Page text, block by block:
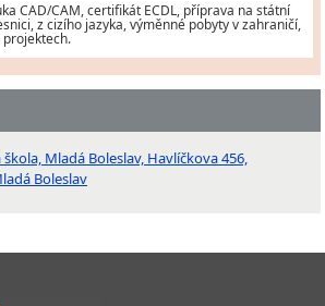
CAD/CAM, certifikát ECDL, příprava na státní
z cizího jazyka, výměnné pobyty v zahraničí,
Mladá Boleslav, Havlíčkova 456,
Boleslav